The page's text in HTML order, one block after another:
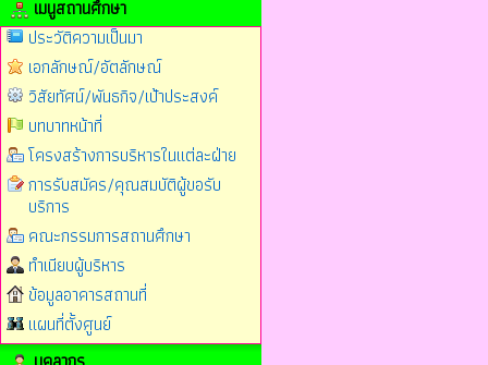
เมนูสถานศึกษา
ประวัติความเป็นมา
เอกลักษณ์/อัตลักษณ์
วิสัยทัศน์/พันธกิจ/เป้าประสงค์
บทบาทหน้าที่
โครงสร้างการบริหารในแต่ละฝ่าย
การรับสมัคร/คุณสมบัติผู้ขอรับ
บริการ
คณะกรรมการสถานศึกษา
ทำเนียบผู้บริหาร
ข้อมูลอาคารสถานที่
แผนที่ตั้งศูนย์